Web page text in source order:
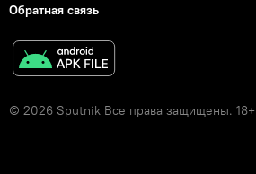
Обратная связь
© 2026 Sputnik Все права защищены. 18+